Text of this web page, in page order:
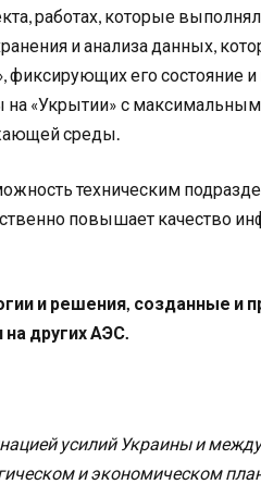
работах, которые
и анализа данных,
фиксирующих его состояние
на «Укрытии» с
среды.
техническим
повышает качество
и решения, созданные и
других АЭС.
усилий Украины и
и экономическом